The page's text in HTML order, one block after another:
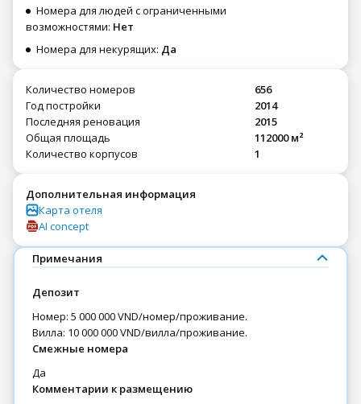
Номера для людей с ограниченными
возможностями: Нет
Номера для некурящих: Да
Количество номеров
656
Год постройки
2014
Последняя реновация
2015
Общая площадь
112000 м²
Количество корпусов
1
Дополнительная информация
Карта отеля
AI concept
Примечания
Депозит
Номер: 5 000 000 VND/номер/проживание.
Вилла: 10 000 000 VND/вилла/проживание.
Смежные номера
Да
Комментарии к размещению